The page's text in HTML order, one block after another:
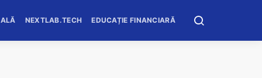
NEXTLAB.TECH EDUCAȚIE FINANCIARĂ